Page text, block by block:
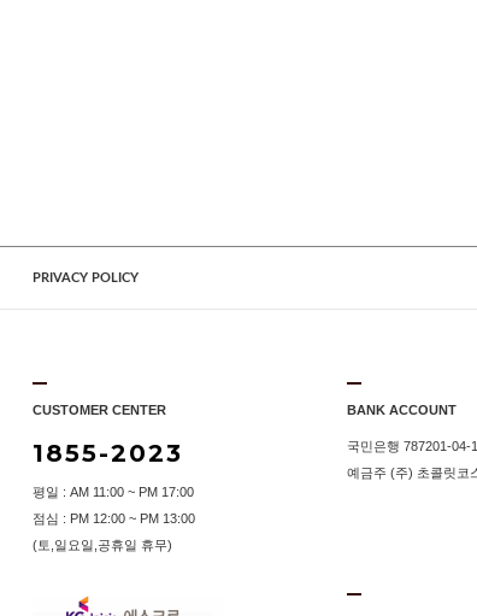
PRIVACY POLICY
CUSTOMER CENTER
1855-2023
평일 : AM 11:00 ~ PM 17:00
점심 : PM 12:00 ~ PM 13:00
(토,일요일,공휴일 휴무)
BANK ACCOUNT
국민은행 787201-04-
예금주 (주) 초콜릿코